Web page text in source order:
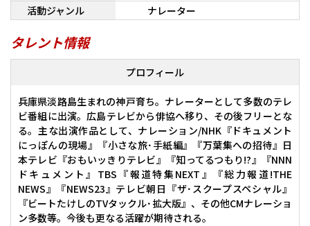
活動ジャンル
ナレーター
タレント情報
プロフィール
兵庫県淡路島生まれの神戸育ち。ナレーターとして多数のテレ
ビ番組に出演。広島テレビから俳協へ移り、その後フリーとな
る。主な出演作品として、ナレーション/NHK『ドキュメント
にっぽんの現場』『小さな旅･手紙編』『万葉集への招待』日
本テレビ『おもいッきりテレビ』『知ってるつもり!?』『NNN
ドキュメント』TBS『報道特集NEXT』『総力報道!THE
NEWS』『NEWS23』テレビ朝日『ザ･スクープスペシャル』
『ビートたけしのTVタックル･拡大版』、その他CMナレーショ
ン多数等。今後も更なる活躍が期待される。